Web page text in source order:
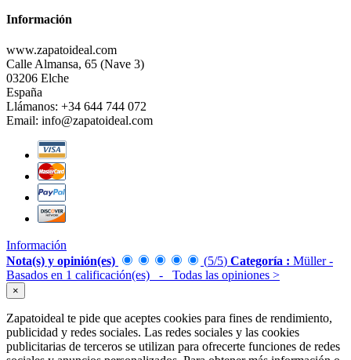
Información
www.zapatoideal.com
Calle Almansa, 65 (Nave 3)
03206 Elche
España
Llámanos: +34 644 744 072
Email: info@zapatoideal.com
Información
Nota(s) y opinión(es)
(5/5) Categoría : Müller-
Basados en 1 calificación(es) - Todas las opiniones >
×
Zapatoideal te pide que aceptes cookies para fines de rendimiento,
publicidad y redes sociales. Las redes sociales y las cookies
publicitarias de terceros se utilizan para ofrecerte funciones de redes